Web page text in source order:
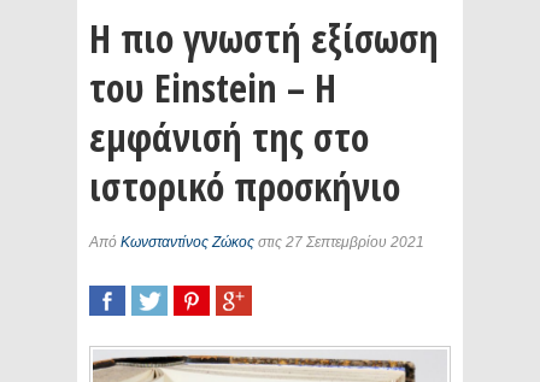
Η πιο γνωστή εξίσωση
του Einstein – Η
εμφάνισή της στο
ιστορικό προσκήνιο
Από Κωνσταντίνος Ζώκος στις 27 Σεπτεμβρίου 2021